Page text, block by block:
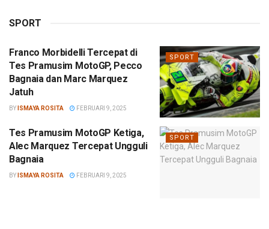
SPORT
SPORT
Franco Morbidelli Tercepat di
Tes Pramusim MotoGP, Pecco
Bagnaia dan Marc Marquez
Jatuh
BY ISMAYA ROSITA FEBRUARI 9, 2025
SPORT
Tes Pramusim MotoGP Ketiga,
Alec Marquez Tercepat Ungguli
Bagnaia
BY ISMAYA ROSITA FEBRUARI 9, 2025